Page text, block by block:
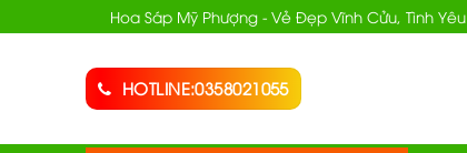
Hoa Sáp Mỹ Phượng - Vẻ Đẹp Vĩnh Cửu, Tình
HOTLINE:0358021055